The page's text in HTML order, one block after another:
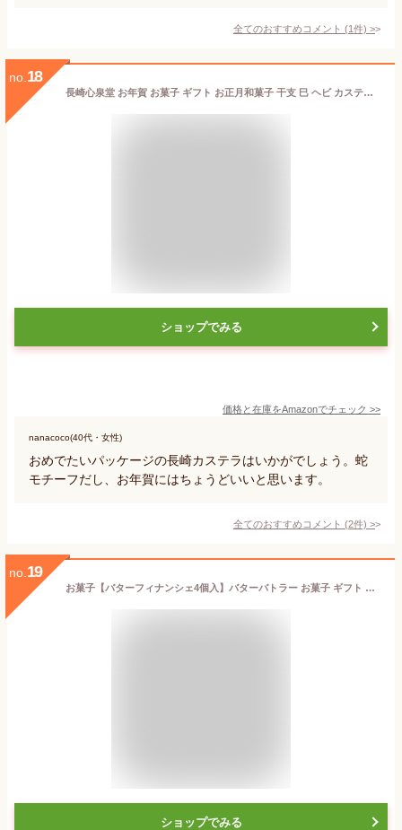
全てのおすすめコメント (1件) >
no. 18
長崎心泉堂 お年賀 お菓子 ギフト お正月和菓子 干支 巳 ヘビ カステラ WGAS
ショップでみる
価格と在庫をAmazonでチェック >>
nanacoco(40代・女性)
おめでたいパッケージの長崎カステラはいかがでしょう。蛇
モチーフだし、お年賀にはちょうどいいと思います。
全てのおすすめコメント (2件) >
no. 19
お菓子【バターフィナンシェ4個入】バターバトラー お菓子 ギフト 個包装 あす楽 スイーツ フィナンシェ 焼き菓子 洋菓子 プレゼント 内祝い お返し お祝い 出産祝い 結婚 お礼 職場 退職 菓子折り ご挨拶 東京 お土産 手土産 おかし 可愛い シュクレイ お歳暮 お年賀 御年賀
ショップでみる